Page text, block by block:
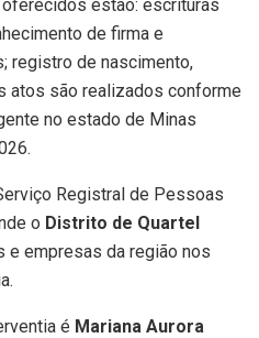
estão: escrituras
de firma e
registro de nascimento,
atos são realizados conforme
no estado de Minas
Registral de Pessoas
o Distrito de Quartel
e empresas da região nos
é Mariana Aurora